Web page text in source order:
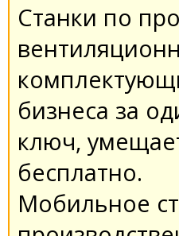
Станки по
бизнеса за
ключ,
бесплатно.
Мобильное